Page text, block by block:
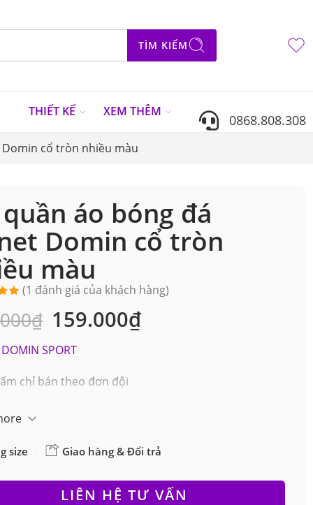
TÌM KIẾM
THIẾT KẾ XEM THÊM 0868.808.308
cổ tròn nhiều màu
áo bóng đá
Domin cổ tròn
màu
5
(1 đánh giá của khách hàng)
₫ 159.000₫
DOMIN SPORT
chỉ bán theo đơn đội
size Giao hàng & Đổi trả
LIÊN HỆ TƯ VẤN